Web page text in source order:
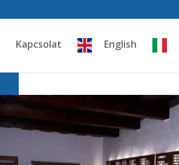
Kapcsolat English